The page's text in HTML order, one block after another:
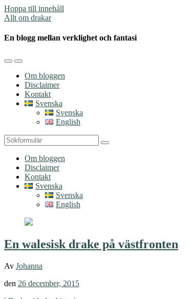
Hoppa till innehåll
Allt om drakar
En blogg mellan verklighet och fantasi
Slå
mobilmenyn
Slå
på/av
sökfältet
Om bloggen
Disclaimer
Kontakt
Svenska
Svenska
English
Sök
Om bloggen
Disclaimer
Kontakt
Svenska
Svenska
English
En walesisk drake på västfronten
Av Johanna
den 26 december, 2015